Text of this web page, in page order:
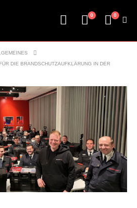
0 0
DIE BRANDSCHUTZAUFKLÄRUNG IN DER